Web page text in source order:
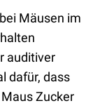
Mäusen im
auditiver
dafür, dass
Zucker